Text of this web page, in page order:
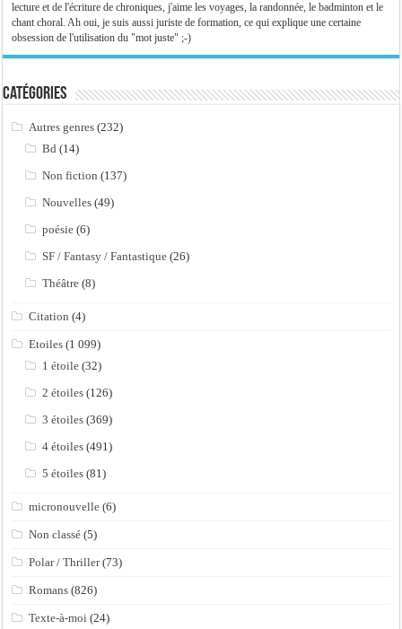
lecture et de l'écriture de chroniques, j'aime les voyages, la randonnée, le badminton et le
chant choral. Ah oui, je suis aussi juriste de formation, ce qui explique une certaine
obsession de l'utilisation du "mot juste" ;-)
Catégories
Autres genres (232)
Bd (14)
Non fiction (137)
Nouvelles (49)
poésie (6)
SF / Fantasy / Fantastique (26)
Théâtre (8)
Citation (4)
Etoiles (1 099)
1 étoile (32)
2 étoiles (126)
3 étoiles (369)
4 étoiles (491)
5 étoiles (81)
micronouvelle (6)
Non classé (5)
Polar / Thriller(73)
Romans (826)
Texte-à-moi (24)